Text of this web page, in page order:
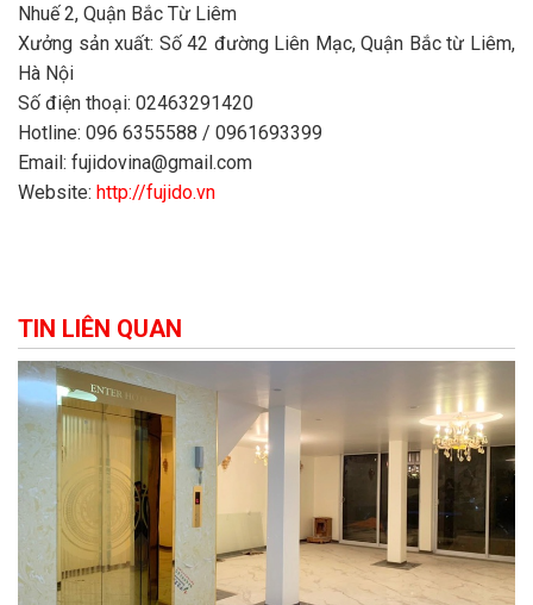
Nhuế 2, Quận Bắc Từ Liêm
Xưởng sản xuất: Số 42 đường Liên Mạc, Quận Bắc từ Liêm,
Hà Nội
Số điện thoại: 02463291420
Hotline: 096 6355588 / 0961693399
Email: fujidovina@gmail.com
Website: http://fujido.vn
TIN LIÊN QUAN